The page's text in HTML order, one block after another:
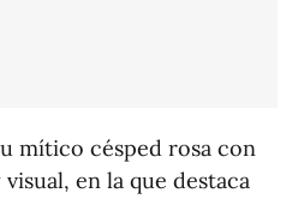
mítico césped rosa con
en la que destaca